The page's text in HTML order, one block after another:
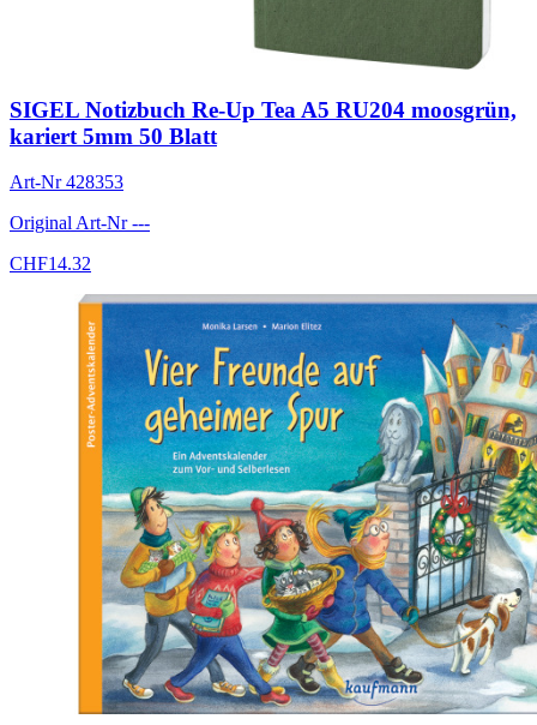
SIGEL Notizbuch Re-Up Tea A5 RU204 moosgrün,
kariert 5mm 50 Blatt
Art-Nr428353
Original Art-Nr---
CHF14.32